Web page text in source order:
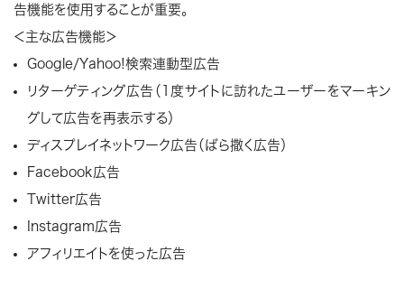
告機能を使用することが重要。
＜主な広告機能＞
Google/Yahoo!検索連動型広告
リターゲティング広告（1度サイトに訪れたユーザーをマーキン
グして広告を再表示する）
ディスプレイネットワーク広告（ばら撒く広告）
Facebook広告
Twitter広告
Instagram広告
アフィリエイトを使った広告